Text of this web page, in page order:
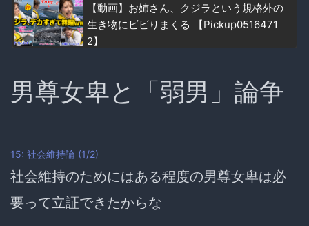
【動画】お姉さん、クジラという規格外の
生き物にビビりまくる 【Pickup0516471
2】
男尊女卑と「弱男」論争
15: 社会維持論 (1/2)
社会維持のためにはある程度の男尊女卑は必
要って立証できたからな